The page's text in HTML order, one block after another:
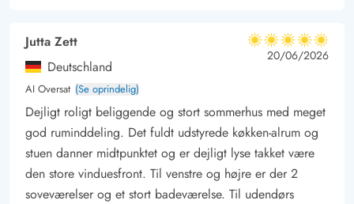
Jutta Zett
Deutschland
AI Oversat (Se oprindelig)
5 ud af 5
5 ud af 5
5 out of 5
20/06/2026
Dejligt roligt beliggende og stort sommerhus med meget
god ruminddeling. Det fuldt udstyrede køkken-alrum og
stuen danner midtpunktet og er dejligt lyse takket være
den store vinduesfront. Til venstre og højre er der 2
soveværelser og et stort badeværelse. Til udendørs